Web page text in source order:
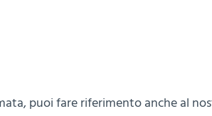
puoi fare riferimento anche al